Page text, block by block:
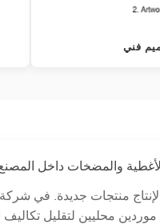
فني
لإنتاج منتجات جديدة. في